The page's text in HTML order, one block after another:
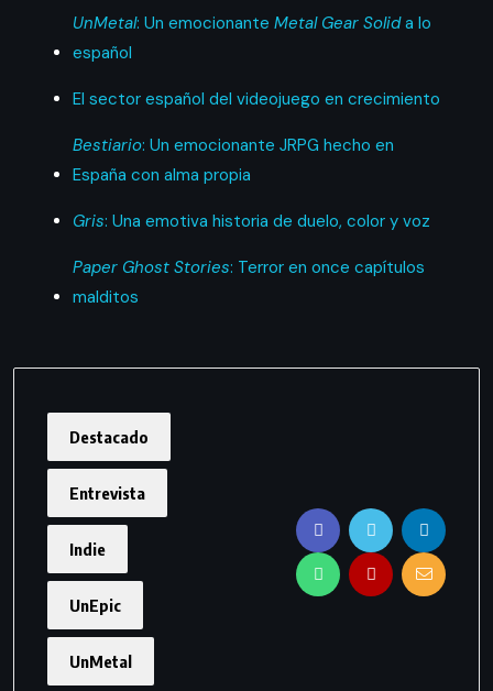
UnMetal: Un emocionante Metal Gear Solida lo
español
El sector español del videojuego en crecimiento
Bestiario: Un emocionante JRPG hecho en
España con alma propia
Gris: Una emotiva historia de duelo, color y voz
Paper Ghost Stories: Terror en once capítulos
malditos
Destacado
Entrevista
Indie
UnEpic
UnMetal